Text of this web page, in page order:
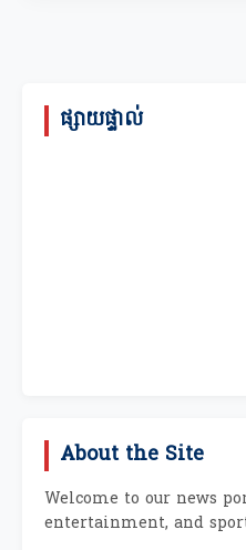
ផ្សាយផ្ទាល់
About the Site
Welcome to our news
entertainment, and